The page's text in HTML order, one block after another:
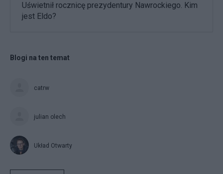
Uświetnił rocznicę prezydentury Nawrockiego. Kim
jest Eldo?
Blogi na ten temat
catrw
julian olech
Układ Otwarty